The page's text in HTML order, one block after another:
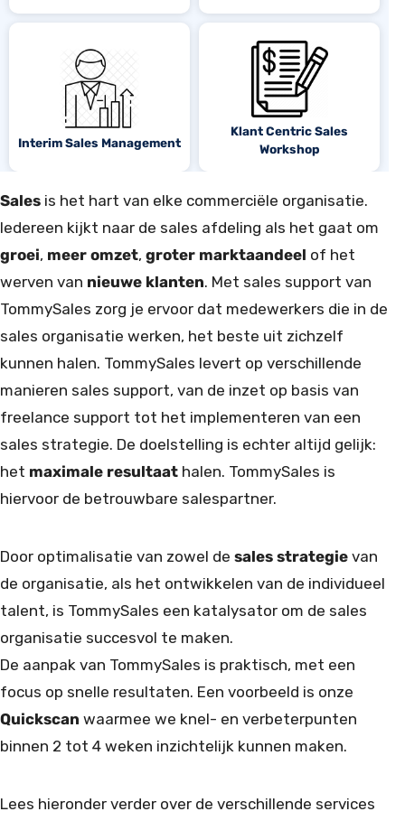
Interim Sales Management
Klant Centric Sales
Workshop
Sales is het hart van elke commerciële organisatie.
Iedereen kijkt naar de sales afdeling als het gaat om
groei, meer omzet, groter marktaandeel of het
werven van nieuwe klanten. Met sales support van
TommySales zorg je ervoor dat medewerkers die in de
sales organisatie werken, het beste uit zichzelf
kunnen halen. TommySales levert op verschillende
manieren sales support, van de inzet op basis van
freelance support tot het implementeren van een
sales strategie. De doelstelling is echter altijd gelijk:
het maximale resultaat halen. TommySales is
hiervoor de betrouwbare salespartner.
Door optimalisatie van zowel de sales strategie van
de organisatie, als het ontwikkelen van de individueel
talent, is TommySales een katalysator om de sales
organisatie succesvol te maken.
De aanpak van TommySales is praktisch, met een
focus op snelle resultaten. Een voorbeeld is onze
Quickscan waarmee we knel- en verbeterpunten
binnen 2 tot 4 weken inzichtelijk kunnen maken.
Lees hieronder verder over de verschillende services